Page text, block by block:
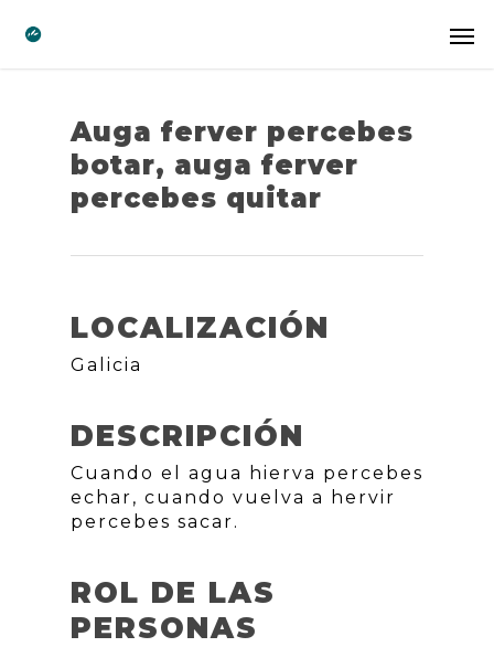
Auga ferver percebes
botar, auga ferver
percebes quitar
LOCALIZACIÓN
Galicia
DESCRIPCIÓN
Cuando el agua hierva percebes
echar, cuando vuelva a hervir
percebes sacar.
ROL DE LAS
PERSONAS